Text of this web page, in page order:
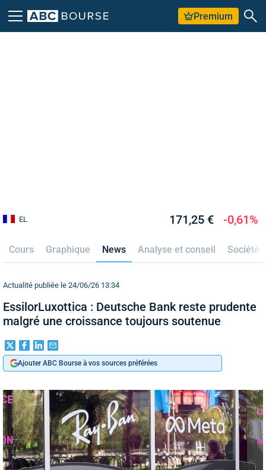
Premium
EL 171,25 € -0,61%
Cours Graphique News Analyse et conseil Société
Actualité publiée le 24/06/26 13:34
EssilorLuxottica : Deutsche Bank reste prudente
malgré une croissance toujours soutenue
Ajouter ABC Bourse à vos sources préférées